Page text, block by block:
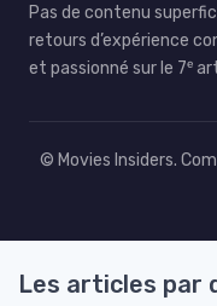
Pas de contenu
retours d’expérience
et passionné sur le 7ᵉ
© Movies Insiders.
Les articles par